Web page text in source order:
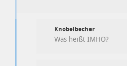
Knobelbecher
Was heißt IMHO?